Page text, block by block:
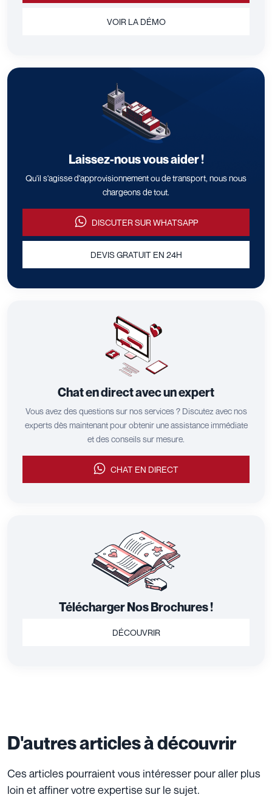
VOIR LA DÉMO
Laissez-nous vous aider !
Qu'il s'agisse d'approvisionnement ou de transport, nous nous
chargeons de tout.
DISCUTER SUR WHATSAPP
DEVIS GRATUIT EN 24H
Chat en direct avec un expert
Vous avez des questions sur nos services ? Discutez avec nos
experts dès maintenant pour obtenir une assistance immédiate
et des conseils sur mesure.
CHAT EN DIRECT
Télécharger Nos Brochures !
DÉCOUVRIR
D'autres articles à découvrir
Ces articles pourraient vous intéresser pour aller plus
loin et affiner votre expertise sur le sujet.